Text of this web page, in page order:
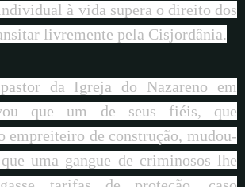
à vida supera o direito dos
livremente pela Cisjordânia.
da Igreja do Nazareno em
que um de seus fiéis, que
empreiteiro de construção, mudou-
uma gangue de criminosos lhe